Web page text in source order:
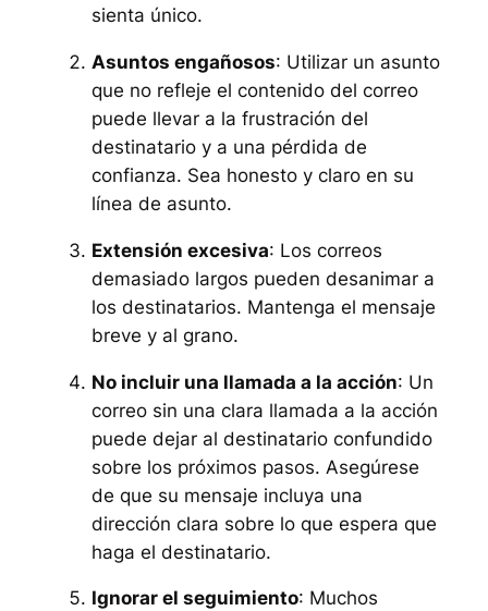
sienta único.
Asuntos engañosos: Utilizar un asunto
que no refleje el contenido del correo
puede llevar a la frustración del
destinatario y a una pérdida de
confianza. Sea honesto y claro en su
línea de asunto.
Extensión excesiva: Los correos
demasiado largos pueden desanimar a
los destinatarios. Mantenga el mensaje
breve y al grano.
No incluir una llamada a la acción: Un
correo sin una clara llamada a la acción
puede dejar al destinatario confundido
sobre los próximos pasos. Asegúrese
de que su mensaje incluya una
dirección clara sobre lo que espera que
haga el destinatario.
Ignorar el seguimiento: Muchos